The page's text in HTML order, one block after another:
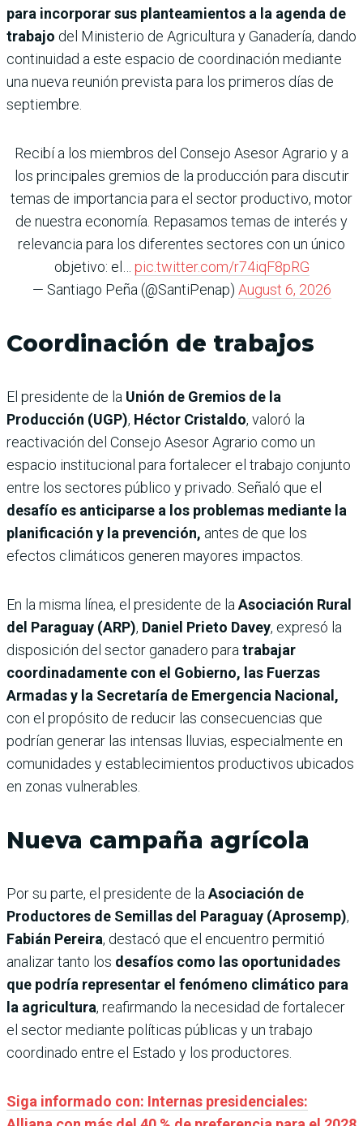
para incorporar sus planteamientos a la agenda de
trabajo del Ministerio de Agricultura y Ganadería, dando
continuidad a este espacio de coordinación mediante
una nueva reunión prevista para los primeros días de
septiembre.
Recibí a los miembros del Consejo Asesor Agrario y a
los principales gremios de la producción para discutir
temas de importancia para el sector productivo, motor
de nuestra economía. Repasamos temas de interés y
relevancia para los diferentes sectores con un único
objetivo: el… pic.twitter.com/r74iqF8pRG
— Santiago Peña (@SantiPenap) August 6, 2026
Coordinación de trabajos
El presidente de la Unión de Gremios de la
Producción (UGP), Héctor Cristaldo, valoró la
reactivación del Consejo Asesor Agrario como un
espacio institucional para fortalecer el trabajo conjunto
entre los sectores público y privado. Señaló que el
desafío es anticiparse a los problemas mediante la
planificación y la prevención, antes de que los
efectos climáticos generen mayores impactos.
En la misma línea, el presidente de la Asociación Rural
del Paraguay (ARP), Daniel Prieto Davey, expresó la
disposición del sector ganadero para trabajar
coordinadamente con el Gobierno, las Fuerzas
Armadas y la Secretaría de Emergencia Nacional,
con el propósito de reducir las consecuencias que
podrían generar las intensas lluvias, especialmente en
comunidades y establecimientos productivos ubicados
en zonas vulnerables.
Nueva campaña agrícola
Por su parte, el presidente de la Asociación de
Productores de Semillas del Paraguay (Aprosemp),
Fabián Pereira, destacó que el encuentro permitió
analizar tanto los desafíos como las oportunidades
que podría representar el fenómeno climático para
la agricultura, reafirmando la necesidad de fortalecer
el sector mediante políticas públicas y un trabajo
coordinado entre el Estado y los productores.
Siga informado con: Internas presidenciales: